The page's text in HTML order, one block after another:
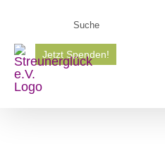
springen
Jetzt Spenden!